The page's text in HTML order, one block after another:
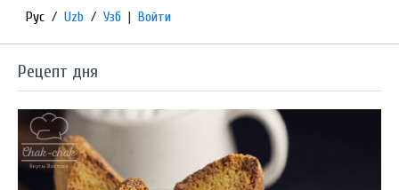
Рус / Uzb / Узб | Войти
Рецепт дня